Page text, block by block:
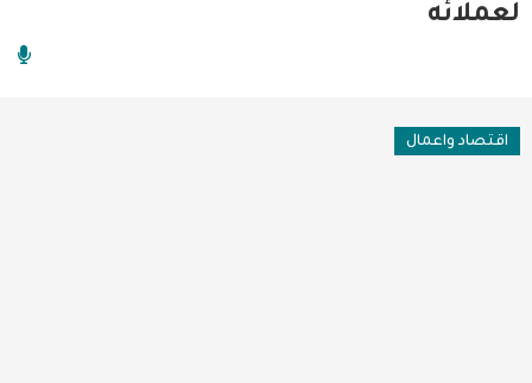
لعملائه
اقتصاد واعمال
امنية
فن وثقافة